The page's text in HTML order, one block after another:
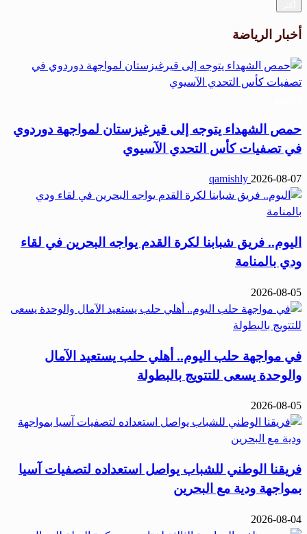
أخبار الرياضة
حمص الشهداء يتوجه إلى قيرغيزستان لمواجهة دوردوي
في تصفيات كأس التحدي الآسيوي
qamishly 2026-08-07
اليوم.. فريق شبابنا لكرة القدم يواجه البحرين في لقاء
ودي بالمنامة
2026-08-05
في مواجهة حلب اليوم.. أهلي حلب يستعيد الآمال
والوحدة يسعى للتتويج بالبطولة
2026-08-05
فريقنا الوطني للشباب يواصل استعداده لتصفيات آسيا
بمواجهة ودية مع البحرين
2026-08-04